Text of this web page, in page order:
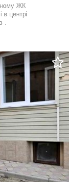
ЖК
центрі
.